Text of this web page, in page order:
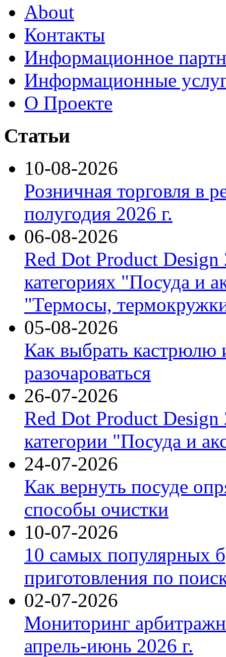
About
Контакты
Информационное
Информационные
О Проекте
Статьи
10-08-2026
Розничная торговля в
полугодия 2026 г.
06-08-2026
Red Dot Product Design
категориях "Посуда и
"Термосы,
05-08-2026
Как выбрать кастрюлю
разочароваться
26-07-2026
Red Dot Product Design
категории "Посуда и
24-07-2026
Как вернуть посуде
способы очистки
10-07-2026
10 самых популярных
приготовления по
02-07-2026
Мониторинг
апрель-июнь 2026 г.